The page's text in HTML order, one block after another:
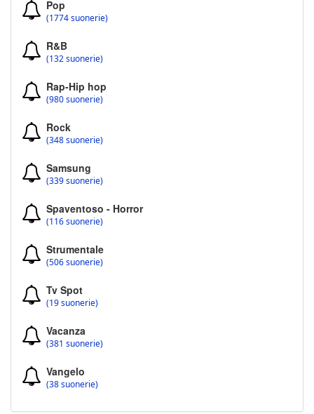
Pop
(1774 suonerie)
R&B
(132 suonerie)
Rap-Hip hop
(980 suonerie)
Rock
(348 suonerie)
Samsung
(339 suonerie)
Spaventoso - Horror
(116 suonerie)
Strumentale
(506 suonerie)
Tv Spot
(19 suonerie)
Vacanza
(381 suonerie)
Vangelo
(38 suonerie)